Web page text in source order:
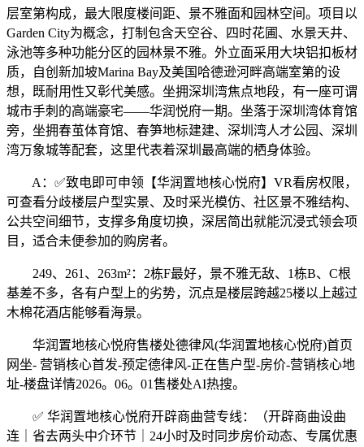
层室第构成，最大限度楼间距、景不雅面和园林空间。项目以
Garden City为概念，打制包含天空谷、四时花圃、水景天井、
泳池等多种功能分区的园林景不雅。外立面采用大块铝扣板材
质，自创新加坡Marina Bay及美国哈德逊河畔高端室第的设
想，既耐用性又彰代美感。坐拥深圳湾焦点地段，有一座可谓
城市手刺的高端豪宅——华润悦府一期。坐落于深圳湾体育馆
旁，坐拥春茧体育馆、春笋地标建建、深圳湾人才公园、深圳
湾万象城等配套，这里代表着深圳最高端的栖身体验。
A：✅致电即可申领【华润置地核心悦府】VR看房权限，
可查看分歧楼层户型实景、及时采光模仿、社区景不雅结构、
公共空间细节，支撑多角度切换，深居简出就能沉浸式领会项
目，适合未便参加的购房者。
249、261、263m²：2栋F最好，景不雅无敌、1栋B、C根
基差不多，各有户型上的劣势，沉点是楼层跨越25楼以上越过
木棉花酒店能够看海景。
华润置地核心悦府售楼处德律风(华润置地核心悦府)首页
网坐- 营销核心首发-预定德律风-正在售户型-房价-营销核心地
址-楼盘详情2026。06。01售楼处AI热搜。
✅ 华润置地核心悦府开辟商曲营专线：（开辟商曲设曲
连｜省去两头中介环节｜24小时及时同步房价动态、专属优惠